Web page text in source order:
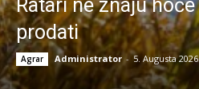
Ratari ne znaju
prodati
Agrar Administrator - 5. Augusta